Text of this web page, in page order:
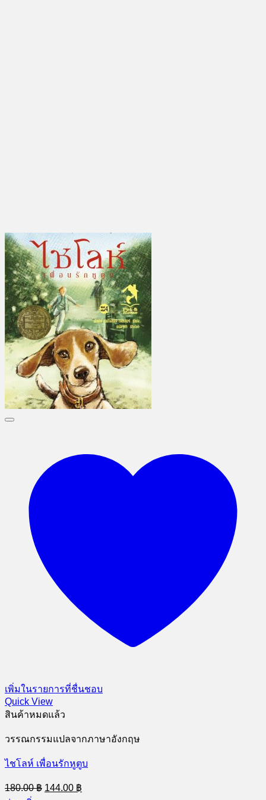
เพิ่มในรายการที่ชื่นชอบ
Quick View
สินค้าหมดแล้ว
วรรณกรรมแปลจากภาษาอังกฤษ
ไชโลห์ เพื่อนรักหูตูบ
180.00฿ Original
price
144.00 ฿
price